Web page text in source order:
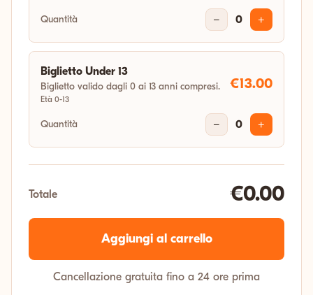
Quantità − 0 +
Biglietto Under 13
Biglietto valido dagli 0 ai 13 anni compresi.
Età 0-13
€13.00
Quantità − 0 +
Totale €0.00
Aggiungi al carrello
Cancellazione gratuita fino a 24 ore prima